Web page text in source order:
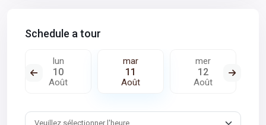
Schedule a tour
lun
10
Août
mar
11
Août
mer
12
Août